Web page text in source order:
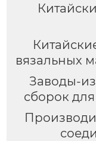
вязальных
Заводы-
сборок